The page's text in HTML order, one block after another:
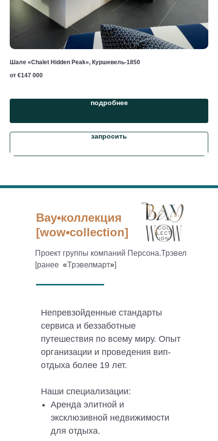
Шале «Chalet Hidden Peak», Куршевель-1850
от €147 000
подробнее
запросить
Вау•коллекция
[wow•collection]
Проект группы компаний Персона.Трэвел
[ранее «Трэвелмарт»]
Непревзойденные стандарты
сервиса и беззаботные
путешествия по всему миру. Опыт
организации и проведения вип-
отдыха более 19 лет.
Наши специализации:
Аренда элитной и
эксклюзивной недвижимости
для отдыха.